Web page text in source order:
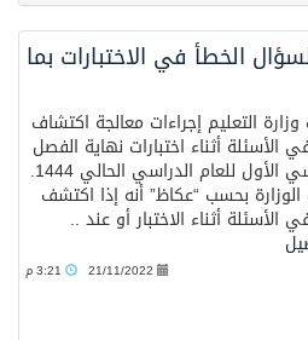
الخطأ في الاختبارات بما
التعليم إجراءات معالجة اكتشاف
الأسئلة أثناء اختبارات نهاية الفصل
الدراسي الأول للعام الدراسي الحالي 1444.
الوزارة بحسب “عكاظ” أنه إذا اكتشف
الأسئلة أثناء الاختبار أو عند ..
21/11/2022